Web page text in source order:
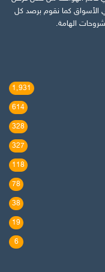
الأسواق كما نقوم برصد كل
الهامة.
1٬931
614
328
327
118
78
38
19
6